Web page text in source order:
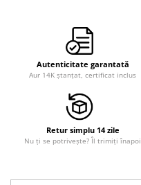
Autenticitate garantată
Aur 14K ștanțat, certificat inclus
Retur simplu 14 zile
Nu ți se potrivește? Îl trimiți înapoi